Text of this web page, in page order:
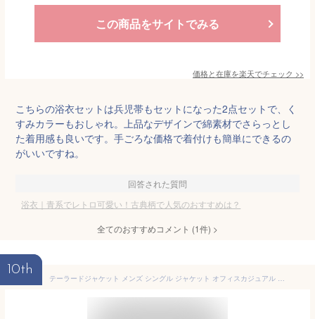
この商品をサイトでみる
価格と在庫を楽天でチェック >>
こちらの浴衣セットは兵児帯もセットになった2点セットで、く
すみカラーもおしゃれ。上品なデザインで綿素材でさらっとし
た着用感も良いです。手ごろな価格で着付けも簡単にできるの
がいいですね。
回答された質問
浴衣｜青系でレトロ可愛い！古典柄で人気のおすすめは？
全てのおすすめコメント (1件) >
10th
テーラードジャケット メンズ シングル ジャケット オフィスカジュアル ビジネス ビジカジ 春 春服 秋 秋服 長袖 キレイめ 2ボタン スーツ地 小さいサイズ 無地 ブラック ネイビー チャコール グレー キャメル ベージュ S M L XL